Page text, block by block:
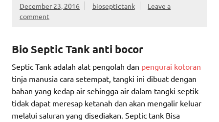
December 23, 2016 bioseptictank
Leave a
comment
Bio Septic Tank anti bocor
Septic Tank adalah alat pengolah dan pengurai kotoran
tinja manusia cara setempat, tangki ini dibuat dengan
bahan yang kedap air sehingga air dalam tangki septik
tidak dapat meresap ketanah dan akan mengalir keluar
melalui saluran yang disediakan. Septic tank Bisa